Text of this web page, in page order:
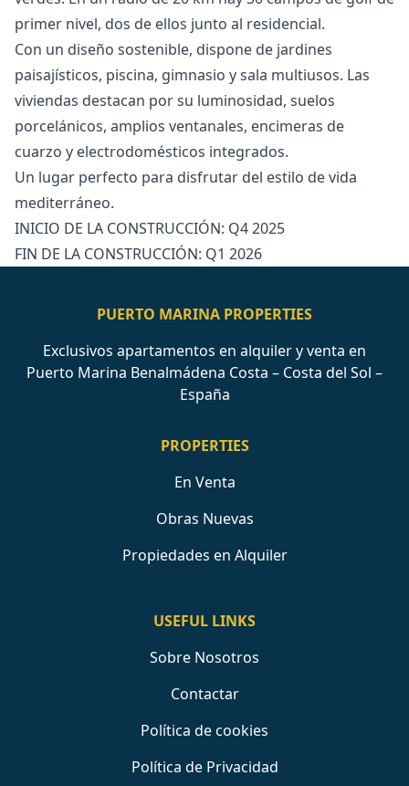
primer nivel, dos de ellos junto al residencial.
Con un diseño sostenible, dispone de jardines
paisajísticos, piscina, gimnasio y sala multiusos. Las
viviendas destacan por su luminosidad, ‌suelos
‌porcelánicos, ‌amplios ‌ventanales, ‌encimeras de
cuarzo y electrodomésticos ‌integrados.
Un ‌lugar ‌perfecto para disfrutar ‌del ‌estilo ‌de ‌vida
mediterráneo.
INICIO ‌DE LA CONSTRUCCIÓN: ‌Q4 ‌2025
FIN ‌DE ‌LA ‌CONSTRUCCIÓN: ‌Q1 ‌2026
PUERTO MARINA PROPERTIES
Exclusivos apartamentos en alquiler y venta en
Puerto Marina Benalmádena Costa – Costa del Sol –
España
PROPERTIES
En Venta
Obras Nuevas
Propiedades en Alquiler
USEFUL LINKS
Sobre Nosotros
Contactar
Política de cookies
Política de Privacidad